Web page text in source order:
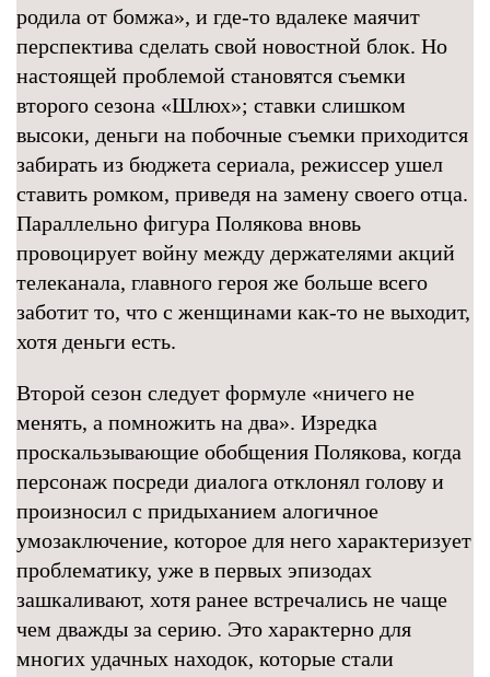
родила от бомжа», и где-то вдалеке маячит
перспектива сделать свой новостной блок. Но
настоящей проблемой становятся съемки
второго сезона «Шлюх»; ставки слишком
высоки, деньги на побочные съемки приходится
забирать из бюджета сериала, режиссер ушел
ставить ромком, приведя на замену своего отца.
Параллельно фигура Полякова вновь
провоцирует войну между держателями акций
телеканала, главного героя же больше всего
заботит то, что с женщинами как-то не выходит,
хотя деньги есть.
Второй сезон следует формуле «ничего не
менять, а помножить на два». Изредка
проскальзывающие обобщения Полякова, когда
персонаж посреди диалога отклонял голову и
произносил с придыханием алогичное
умозаключение, которое для него характеризует
проблематику, уже в первых эпизодах
зашкаливают, хотя ранее встречались не чаще
чем дважды за серию. Это характерно для
многих удачных находок, которые стали